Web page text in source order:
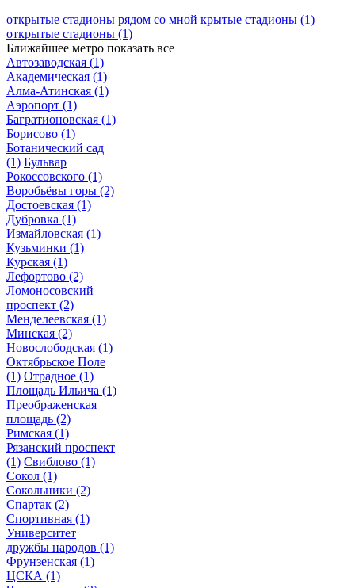
открытые стадионы рядом со мной крытые стадионы (1)
открытые стадионы (1)
Ближайшее метро показать все
Автозаводская (1)
Академическая (1)
Алма-Атинская (1)
Аэропорт (1)
Багратионовская (1)
Борисово (1)
Ботанический сад
(1) Бульвар
Рокоссовского (1)
Воробьёвы горы (2)
Достоевская (1)
Дубровка (1)
Измайловская (1)
Кузьминки (1)
Курская (1)
Лефортово (2)
Ломоносовский
проспект (2)
Менделеевская (1)
Минская (2)
Новослободская (1)
Октябрьское Поле
(1) Отрадное (1)
Площадь Ильича (1)
Преображенская
площадь (2)
Римская (1)
Рязанский проспект
(1) Свиблово (1)
Сокол (1)
Сокольники (2)
Спартак (2)
Спортивная (1)
Университет
дружбы народов (1)
Фрунзенская (1)
ЦСКА (1)